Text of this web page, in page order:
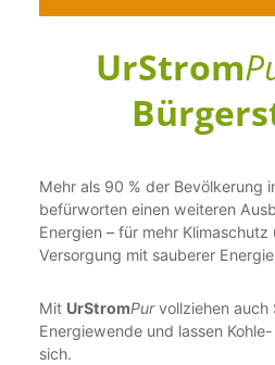
UrStrom
Mehr als 90 % der Bevölkerung
befürworten einen weiteren
Energien – für mehr Klimaschutz
Versorgung mit sauberer
Mit UrStromPurvollziehen auch
Energiewende und lassen
sich.